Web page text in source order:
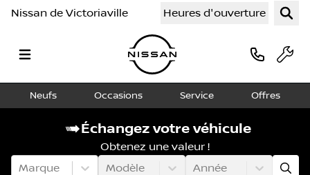
Nissan de Victoriaville Heures d'ouverture
Neufs Occasions Service Offres
Échangez votre véhicule
Obtenez une valeur !
Marque
Modèle Année